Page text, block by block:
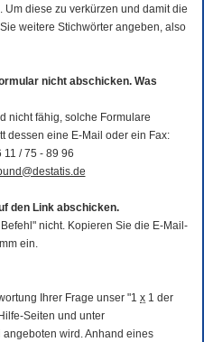
Um diese zu verkürzen und damit die
weitere Stichwörter angeben, also
nicht abschicken. Was
nicht fähig, solche Formulare
dessen eine E-Mail oder ein Fax:
11 / 75 - 89 96
den Link abschicken.
nicht. Kopieren Sie die E-Mail-
ein.
Ihrer Frage unser "1 x 1 der
Seiten und unter
angeboten wird. Anhand eines